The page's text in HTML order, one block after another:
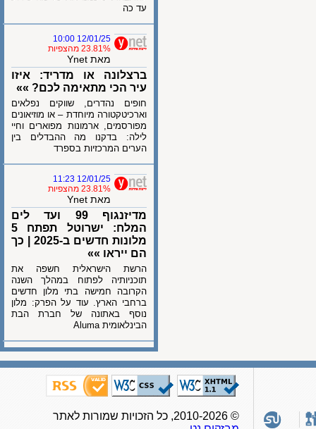
עד כה
12/01/25 10:00
23.81% מהצפיות
מאת Ynet
ברצלונה או מדריד: איזו
עיר הכי מתאימה לכם? »»
חופים נהדרים, שווקים נפלאים
וארכיטקטורה מיוחדת – או מוזיאונים
מפורסמים, ארמונות מפוארים וחיי
לילה: בדקנו מה ההבדלים בין
הערים המרכזיות בספרד
12/01/25 11:23
23.81% מהצפיות
מאת Ynet
מדיזנגוף 99 ועד לים
המלח: ישרוטל תפתח 5
מלונות חדשים ב-2025 | כך
הם ייראו »»
הרשת הישראלית חשפה את
תוכניותיה לפתוח במהלך השנה
הקרובה חמישה בתי מלון חדשים
ברחבי הארץ. עוד על הפרק: מלון
נוסף באתונה של חברת הבת
הבינלאומית Aluma